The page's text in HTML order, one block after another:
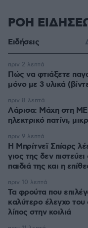
ΡΟΗ
Ειδήσεις
Πώς να φτιάξετε
μόνο με 3 υλικά
πριν 2 λεπτά
Λάρισα: Μάχη στη
ηλεκτρικό πατίνι,
πριν 8 λεπτά
Η Μπρίτνεϊ Σπίαρς
γιος της δεν
παιδιά της και η
πριν 9 λεπτά
Τα φρούτα που
καλύτερο έλεγχο
λίπος στην κοιλιά
πριν 10 λεπτά